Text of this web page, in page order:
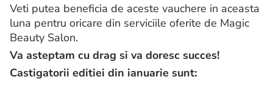
Veti putea beneficia de aceste vauchere in aceasta
luna pentru oricare din serviciile oferite de Magic
Beauty Salon.
Va asteptam cu drag si va doresc succes!
Castigatorii editiei din ianuarie sunt: